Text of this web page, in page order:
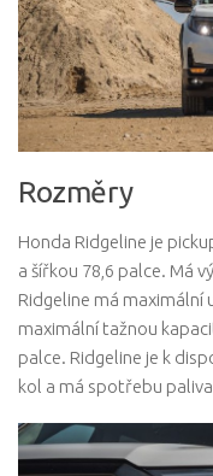
Rozměry
Honda Ridgeline je
a šířkou 78,6 palce. Má
Ridgeline má maximální
maximální tažnou
palce. Ridgeline je k
kol a má spotřebu